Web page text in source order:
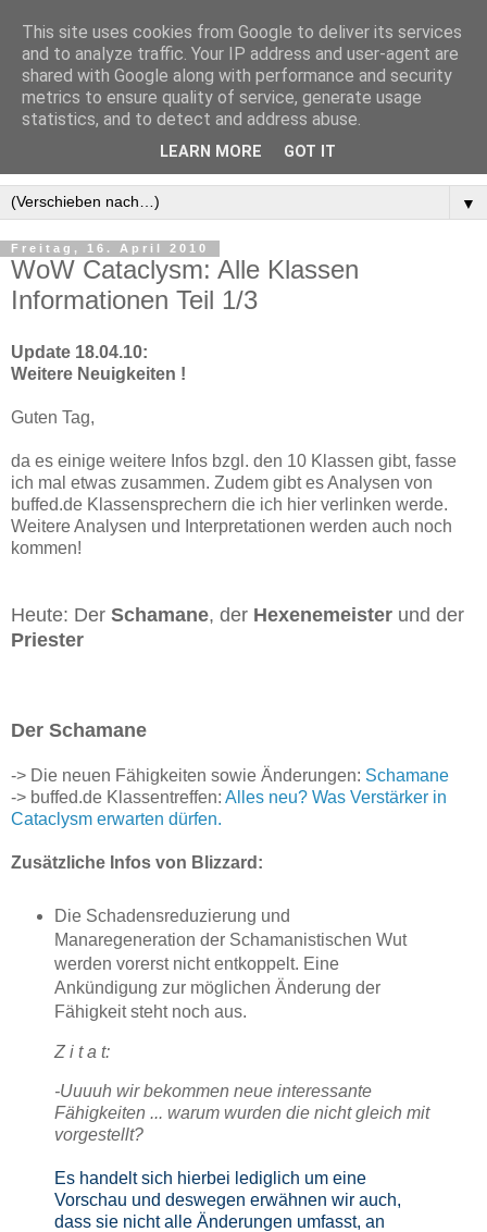
▼
Freitag, 16. April 2010
WoW Cataclysm: Alle Klassen
Informationen Teil 1/3
Update 18.04.10:
Weitere Neuigkeiten !
Guten Tag,
da es einige weitere Infos bzgl. den 10 Klassen gibt, fasse
ich mal etwas zusammen. Zudem gibt es Analysen von
buffed.de Klassensprechern die ich hier verlinken werde.
Weitere Analysen und Interpretationen werden auch noch
kommen!
Heute: Der Schamane, der Hexenemeister und der
Priester
Der Schamane
-> Die neuen Fähigkeiten sowie Änderungen: Schamane
-> buffed.de Klassentreffen: Alles neu? Was Verstärker in
Cataclysm erwarten dürfen.
Zusätzliche Infos von Blizzard:
Die Schadensreduzierung und
Manaregeneration der Schamanistischen Wut
werden vorerst nicht entkoppelt. Eine
Ankündigung zur möglichen Änderung der
Fähigkeit steht noch aus.
Z i t a t:
-Uuuuh wir bekommen neue interessante
Fähigkeiten ... warum wurden die nicht gleich mit
vorgestellt?
Es handelt sich hierbei lediglich um eine
Vorschau und deswegen erwähnen wir auch,
dass sie nicht alle Änderungen umfasst, an
This site uses cookies from Google to deliver its services
and to analyze traffic. Your IP address and user-agent are
shared with Google along with performance and security
metrics to ensure quality of service, generate usage
statistics, and to detect and address abuse.
LEARN MORE GOT IT